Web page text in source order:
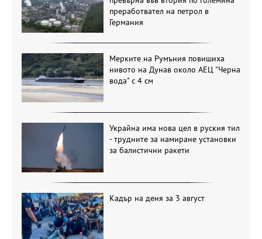
преработвател на петрол в
Германия
Мерките на Румъния повишиха
нивото на Дунав около АЕЦ "Черна
вода" с 4 см
Украйна има нова цел в руския тил
- трудните за намиране установки
за балистични ракети
Кадър на деня за 3 август